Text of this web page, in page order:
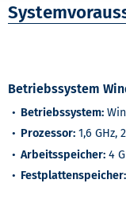
Betriebssystem
Betriebssystem:
Prozessor: 1,6 GHz,
Arbeitsspeicher: 4
Festplattenspeicher: